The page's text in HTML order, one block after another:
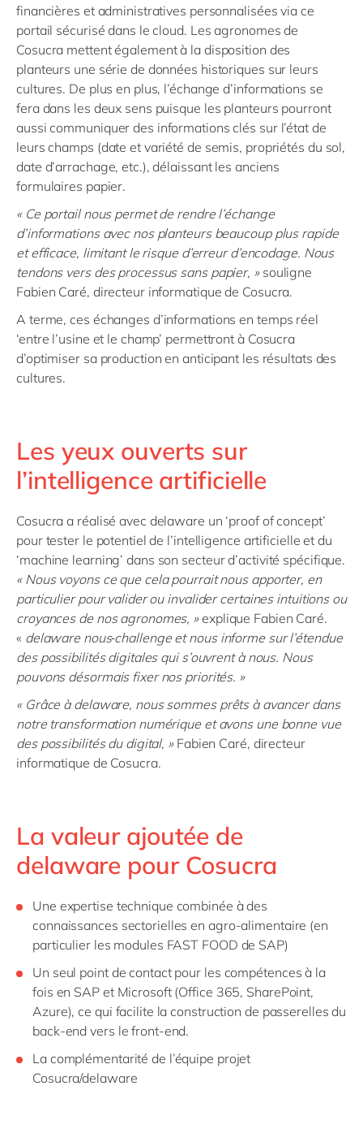
financières et administratives personnalisées via ce
portail sécurisé dans le cloud. Les agronomes de
Cosucra mettent également à la disposition des
planteurs une série de données historiques sur leurs
cultures. De plus en plus, l’échange d’informations se
fera dans les deux sens puisque les planteurs pourront
aussi communiquer des informations clés sur l’état de
leurs champs (date et variété de semis, propriétés du sol,
date d’arrachage, etc.), délaissant les anciens
formulaires papier.
« Ce portail nous permet de rendre l’échange
d’informations avec nos planteurs beaucoup plus rapide
et efficace, limitant le risque d’erreur d’encodage. Nous
tendons vers des processus sans papier, » souligne
Fabien Caré, directeur informatique de Cosucra.
A terme, ces échanges d’informations en temps réel
‘entre l’usine et le champ’ permettront à Cosucra
d’optimiser sa production en anticipant les résultats des
cultures.
Les yeux ouverts sur
l’intelligence artificielle
Cosucra a réalisé avec delaware un ‘proof of concept’
pour tester le potentiel de l’intelligence artificielle et du
‘machine learning’ dans son secteur d’activité spécifique.
« Nous voyons ce que cela pourrait nous apporter, en
particulier pour valider ou invalider certaines intuitions ou
croyances de nos agronomes, »explique Fabien Caré.
« delaware nouschallenge et nous informe sur l’étendue
des possibilités digitales qui s’ouvrent à nous. Nous
pouvons désormais fixer nos priorités. »
« Grâce à delaware, nous sommes prêts à avancer dans
notre transformation numérique et avons une bonne vue
des possibilités du digital, » Fabien Caré, directeur
informatique de Cosucra.
La valeur ajoutée de
delaware pour Cosucra
Une expertise technique combinée à des
connaissances sectorielles en agro-alimentaire (en
particulier les modules FAST FOOD de SAP)
Un seul point de contact pour les compétences à la
fois en SAP et Microsoft (Office 365, SharePoint,
Azure), ce qui facilite la construction de passerelles du
back-end vers le front-end.
La complémentarité de l’équipe projet
Cosucra/delaware